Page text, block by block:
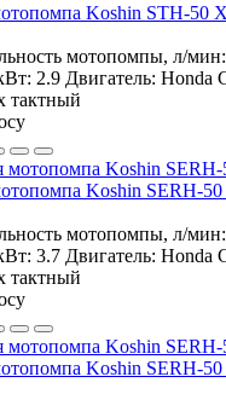
Koshin STH-50 X
мотопомпы, л/мин:
2.9 Двигатель: Honda
тактный
Koshin SERH-50
мотопомпы, л/мин:
3.7 Двигатель: Honda
тактный
Koshin SERH-